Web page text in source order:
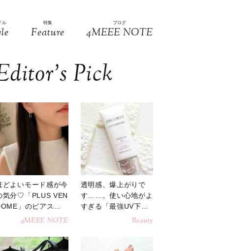
ル 特集
Feature
ブログ
4MEEE NOTE
Pick
どよいモード感が今
気分♡「PLUS VEN
」のピアスが
4MEEE NOTE
透明感、爆上がりで
す……。使い心地がよ
すぎる「最強UV下
Beauty